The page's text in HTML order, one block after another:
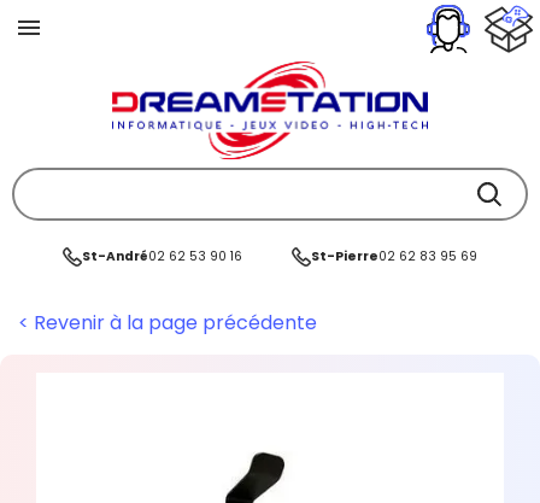
St-André02 62 53 90 16 St-Pierre02 62 83 95 69
< Revenir à la page précédente